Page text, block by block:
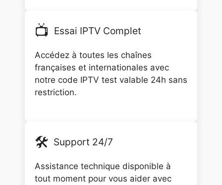
📺 Essai IPTV Complet
Accédez à toutes les chaînes
françaises et internationales avec
notre code IPTV test valable 24h sans
restriction.
🛠️ Support 24/7
Assistance technique disponible à
tout moment pour vous aider avec